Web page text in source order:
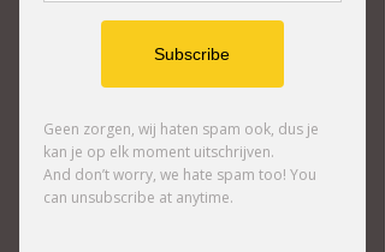
Voor ze het podium daar veroveren, staan ze
nog één keer in onze eigen AMAI Comedy
Tickets zijn niet te koop
Andere evenementen bekijken